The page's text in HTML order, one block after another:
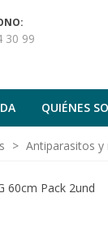
30 99
QUIÉNES
> Antiparasitos y